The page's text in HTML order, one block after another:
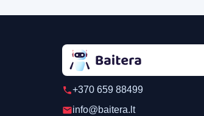
phone+370 659 88499
emailinfo@baitera.lt